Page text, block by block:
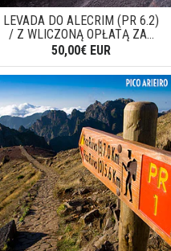
LEVADA DO ALECRIM (PR 6.2)
/ Z WLICZONĄ OPŁATĄ ZA...
50,00€ EUR